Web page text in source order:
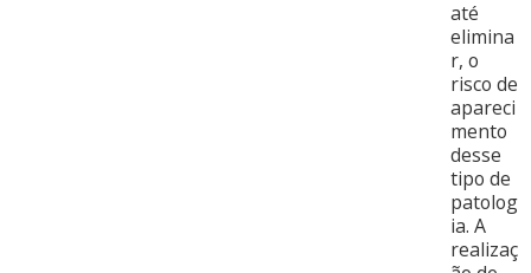
até
elimina
r, o
risco de
apareci
mento
desse
tipo de
patolog
ia. A
realizaç